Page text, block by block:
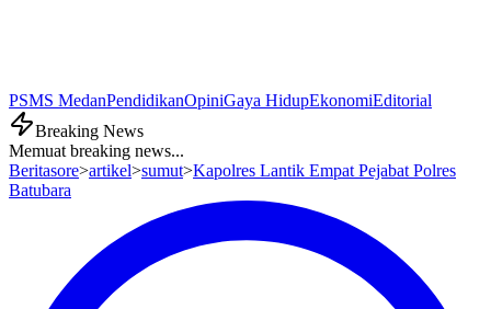
PSMS MedanPendidikanOpiniGaya HidupEkonomiEditorial
Breaking News
Memuat breaking news...
Beritasore>artikel>sumut>Kapolres Lantik Empat Pejabat Polres
Batubara